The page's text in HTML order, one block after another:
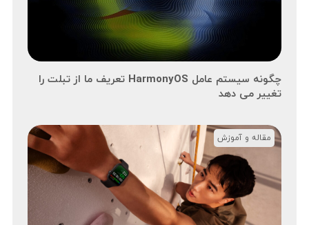
چگونه سیستم عامل HarmonyOS تعریف ما از تبلت را
تغییر می دهد
مقاله و آموزش